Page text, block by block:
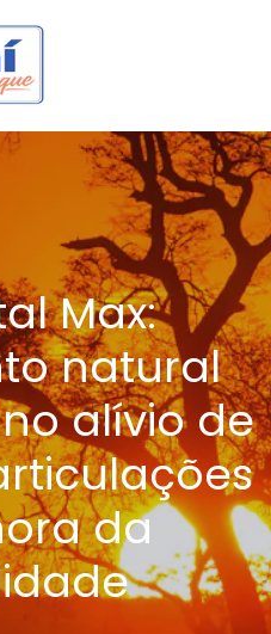
Max:
natural
alívio de
da